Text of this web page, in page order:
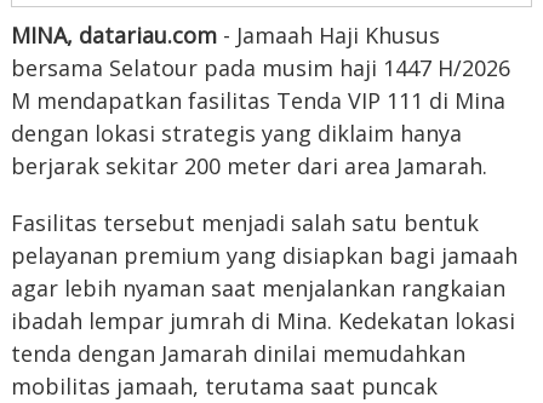
MINA, datariau.com- Jamaah Haji Khusus
bersama Selatour pada musim haji 1447 H/2026
M mendapatkan fasilitas Tenda VIP 111 di Mina
dengan lokasi strategis yang diklaim hanya
berjarak sekitar 200 meter dari area Jamarah.
Fasilitas tersebut menjadi salah satu bentuk
pelayanan premium yang disiapkan bagi jamaah
agar lebih nyaman saat menjalankan rangkaian
ibadah lempar jumrah di Mina. Kedekatan lokasi
tenda dengan Jamarah dinilai memudahkan
mobilitas jamaah, terutama saat puncak